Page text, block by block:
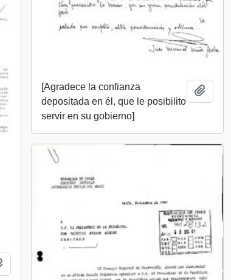
[Agradece la confianza
depositada en él, que le posibilito
servir en su gobierno]
Añadir al portapapeles